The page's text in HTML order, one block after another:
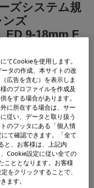
ズシステム規
ンズ
ED 9-18mm F
知らせ
、先般2010年2月3日の
とさせていただいてお
システム規格」に準拠
ED 9-18mm F4.0-5.6」
きまして、下記のとお
）」と決定しましたの
5.6」は、「マイクロ
てCookieを使用します。
タの作成、本サイトの改
広告を含む）を表示しま
のプロファイルを作成及
をする場合があります。
に所在する場合は、サー
従い、データと取り扱う
のフッタにある「個人情
て確認できます。「全て
と、お客様は、上記内
Cookie設定に従い全ての
こととなります。お客様
をクリックすることで、
ます。